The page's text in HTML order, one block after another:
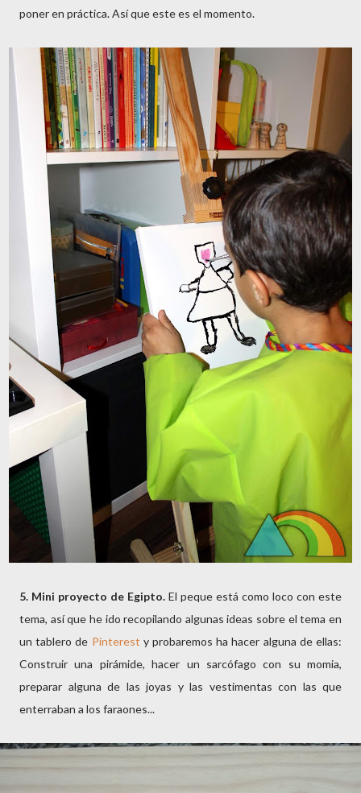
poner en práctica. Así que este es el momento.
5. Mini proyecto de Egipto. El peque está como loco con este
tema, así que he ido recopilando algunas ideas sobre el tema en
un tablero de Pinterest y probaremos ha hacer alguna de ellas:
Construir una pirámide, hacer un sarcófago con su momia,
preparar alguna de las joyas y las vestimentas con las que
enterraban a los faraones...